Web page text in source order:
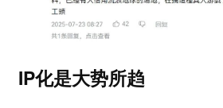
IP化是大势所趋